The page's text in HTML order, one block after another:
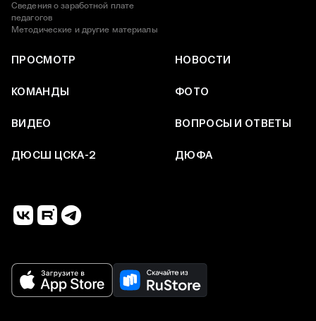
Сведения о заработной плате
педагогов
Методические и другие материалы
ПРОСМОТР НОВОСТИ
КОМАНДЫ ФОТО
ВИДЕО ВОПРОСЫ И ОТВЕТЫ
ДЮСШ ЦСКА-2 ДЮФА